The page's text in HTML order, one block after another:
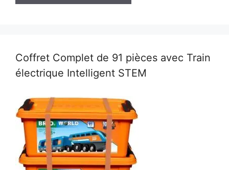
Coffret Complet de 91 pièces avec Train
électrique Intelligent STEM